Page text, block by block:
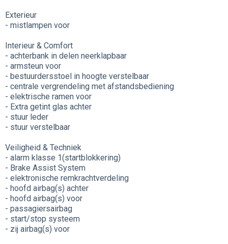
Exterieur
- mistlampen voor
Interieur & Comfort
- achterbank in delen neerklapbaar
- armsteun voor
- bestuurdersstoel in hoogte verstelbaar
- centrale vergrendeling met afstandsbediening
- elektrische ramen voor
- Extra getint glas achter
- stuur leder
- stuur verstelbaar
Veiligheid & Techniek
- alarm klasse 1(startblokkering)
- Brake Assist System
- elektronische remkrachtverdeling
- hoofd airbag(s) achter
- hoofd airbag(s) voor
- passagiersairbag
- start/stop systeem
- zij airbag(s) voor